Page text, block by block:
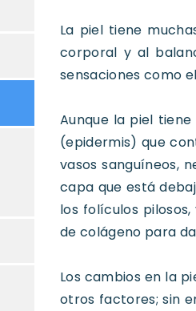
La piel tiene
corporal y al
sensaciones como
Aunque la piel
(epidermis) que
vasos sanguíneos,
capa que está
los folículos
de colágeno para
Los cambios en la
otros factores; sin